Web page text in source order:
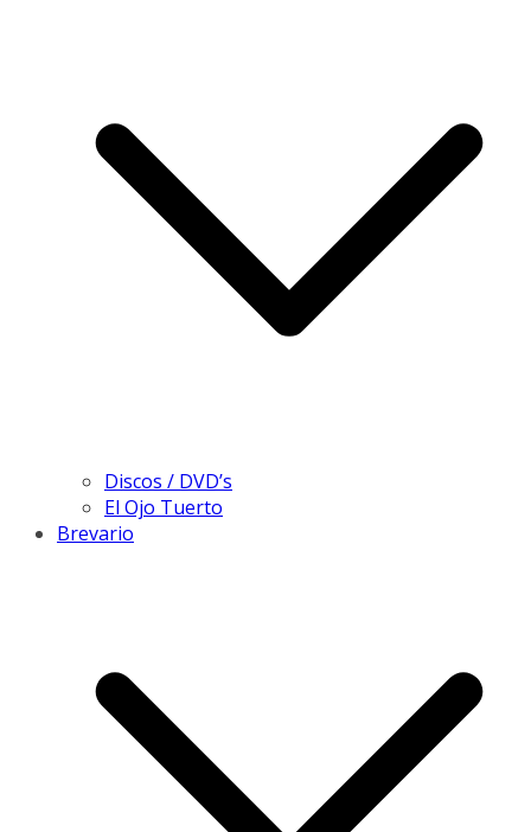
Discos / DVD’s
El Ojo Tuerto
Brevario